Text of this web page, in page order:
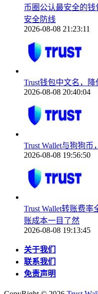
币圈公认最安全的钱
安全防线
2026-08-08 21:23:11
Trust钱包中文名，
2026-08-08 20:40:04
Trust Wallet与狗狗
2026-08-08 19:56:50
Trust Wallet转账费
账成本一目了然
2026-08-08 19:13:45
关于我们
联系我们
免责声明